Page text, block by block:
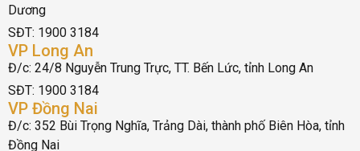
Dương
SĐT: 1900 3184
VP Long An
Đ/c: 24/8 Nguyễn Trung Trực, TT. Bến Lức, tỉnh Long An
SĐT: 1900 3184
VP Đồng Nai
Đ/c: 352 Bùi Trọng Nghĩa, Trảng Dài, thành phố Biên Hòa, tỉnh
Đồng Nai